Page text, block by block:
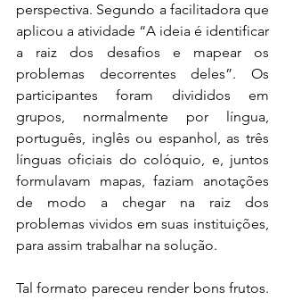
perspectiva. Segundo a facilitadora que
aplicou a atividade “A ideia é identificar
a raiz dos desafios e mapear os
problemas decorrentes deles”. Os
participantes foram divididos em
grupos, normalmente por língua,
português, inglês ou espanhol, as três
línguas oficiais do colóquio, e, juntos
formulavam mapas, faziam anotações
de modo a chegar na raiz dos
problemas vividos em suas instituições,
para assim trabalhar na solução.
Tal formato pareceu render bons frutos.